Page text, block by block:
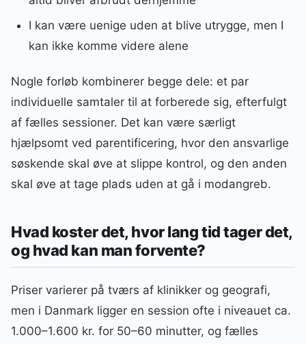
I kan være uenige uden at blive utrygge, men I
kan ikke komme videre alene
Nogle forløb kombinerer begge dele: et par
individuelle samtaler til at forberede sig, efterfulgt
af fælles sessioner. Det kan være særligt
hjælpsomt ved parentificering, hvor den ansvarlige
søskende skal øve at slippe kontrol, og den anden
skal øve at tage plads uden at gå i modangreb.
Hvad koster det, hvor lang tid tager det,
og hvad kan man forvente?
Priser varierer på tværs af klinikker og geografi,
men i Danmark ligger en session ofte i niveauet ca.
1.000–1.600 kr. for 50–60 minutter, og fælles